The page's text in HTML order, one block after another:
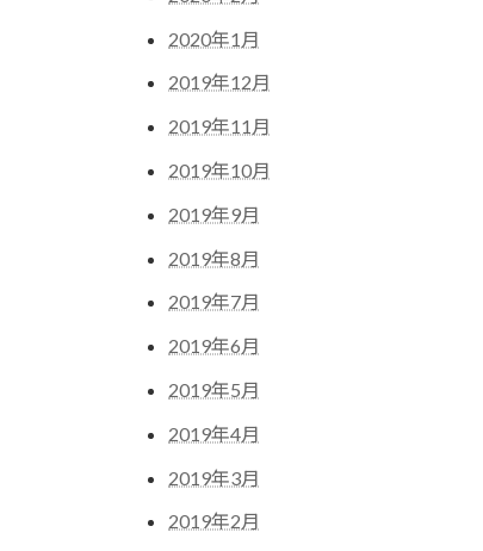
2020年1月
2019年12月
2019年11月
2019年10月
2019年9月
2019年8月
2019年7月
2019年6月
2019年5月
2019年4月
2019年3月
2019年2月